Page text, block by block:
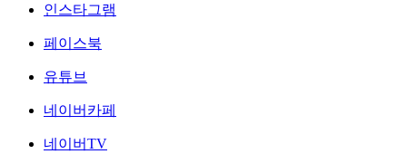
인스타그램
페이스북
유튜브
네이버카페
네이버TV